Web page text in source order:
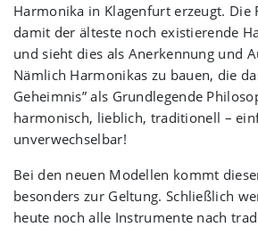
Harmonika in Klagenfurt erzeugt. Die
damit der älteste noch existierende
und sieht dies als Anerkennung und
Nämlich Harmonikas zu bauen, die
Geheimnis” als Grundlegende
harmonisch, lieblich, traditionell –
unverwechselbar!
Bei den neuen Modellen kommt
besonders zur Geltung. Schließlich
heute noch alle Instrumente nach